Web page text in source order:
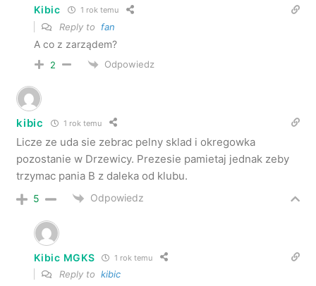
Kibic 1 rok temu
Reply tofan
A co z zarządem?
2 Odpowiedz
kibic 1 rok temu
Licze ze uda sie zebrac pelny sklad i okregowka
pozostanie w Drzewicy. Prezesie pamietaj jednak zeby
trzymac pania B z daleka od klubu.
5 Odpowiedz
Kibic MGKS 1 rok temu
Reply tokibic